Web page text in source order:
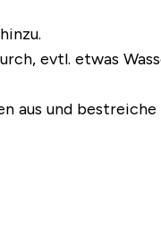
evtl. etwas
aus und